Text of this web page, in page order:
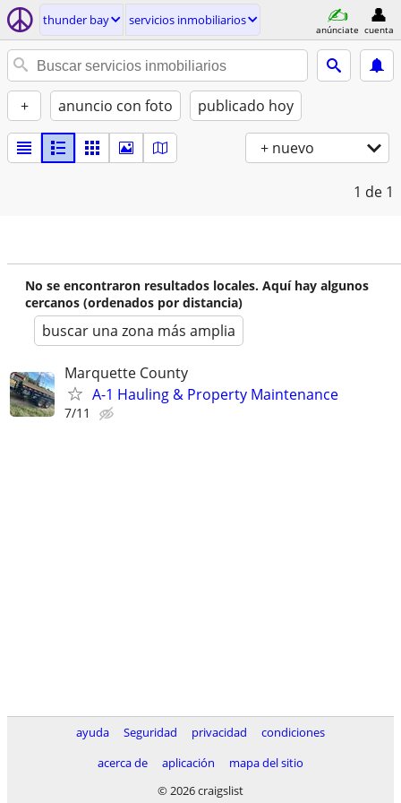
thunder bay servicios inmobiliarios
anúnciate cuenta
+ anuncio con foto publicado hoy
+ nuevo
1 de 1
No se encontraron resultados locales. Aquí hay algunos
cercanos (ordenados por distancia)
buscar una zona más amplia
Marquette County
A-1 Hauling & Property Maintenance
7/11
ayuda Seguridad privacidad
condiciones
acerca de
aplicación
mapa del sitio
© 2026 craigslist